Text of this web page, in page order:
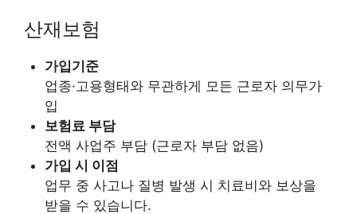
산재보험
가입기준
업종·고용형태와 무관하게 모든 근로자 의무가
입
보험료 부담
전액 사업주 부담 (근로자 부담 없음)
가입 시 이점
업무 중 사고나 질병 발생 시 치료비와 보상을
받을 수 있습니다.